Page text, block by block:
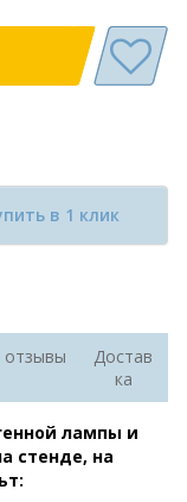
в 1 клик
отзывы
Достав
ка
лампы и
стенде, на